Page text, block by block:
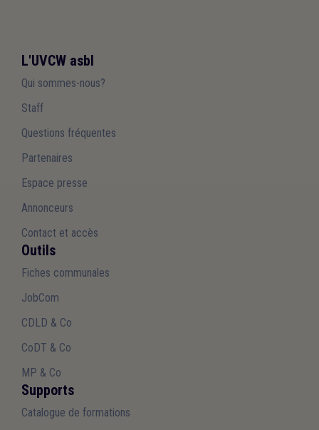
L'UVCW asbl
Qui sommes-nous?
Staff
Questions fréquentes
Partenaires
Espace presse
Annonceurs
Contact et accès
Outils
Fiches communales
JobCom
CDLD & Co
CoDT & Co
MP & Co
Supports
Catalogue de formations